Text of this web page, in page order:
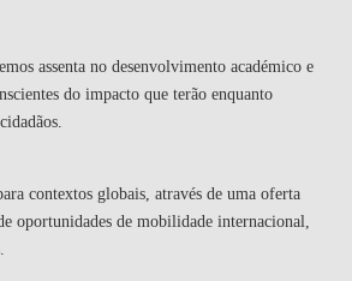
assenta no desenvolvimento académico e
do impacto que terão enquanto
contextos globais, através de uma oferta
oportunidades de mobilidade internacional,